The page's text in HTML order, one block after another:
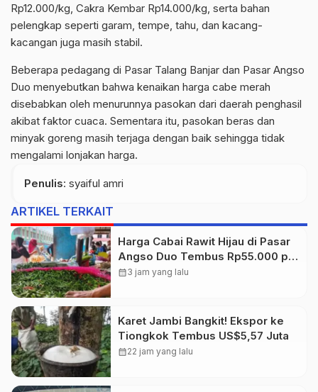
Rp12.000/kg, Cakra Kembar Rp14.000/kg, serta bahan
pelengkap seperti garam, tempe, tahu, dan kacang-
kacangan juga masih stabil.
Beberapa pedagang di Pasar Talang Banjar dan Pasar Angso
Duo menyebutkan bahwa kenaikan harga cabe merah
disebabkan oleh menurunnya pasokan dari daerah penghasil
akibat faktor cuaca. Sementara itu, pasokan beras dan
minyak goreng masih terjaga dengan baik sehingga tidak
mengalami lonjakan harga.
Penulis: syaiful amri
ARTIKEL TERKAIT
Harga Cabai Rawit Hijau di Pasar
Angso Duo Tembus Rp55.000 per
Kilogram
calendar_month3 jam yang lalu
Karet Jambi Bangkit! Ekspor ke
Tiongkok Tembus US$5,57 Juta
calendar_month22 jam yang lalu